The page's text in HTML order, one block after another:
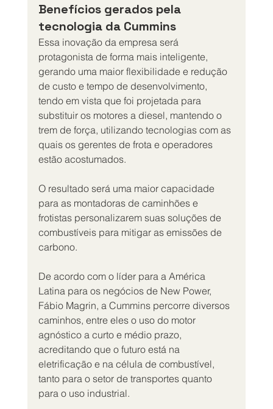
Benefícios gerados pela
tecnologia da Cummins
Essa inovação da empresa será
protagonista de forma mais inteligente,
gerando uma maior flexibilidade e redução
de custo e tempo de desenvolvimento,
tendo em vista que foi projetada para
substituir os motores a diesel, mantendo o
trem de força, utilizando tecnologias com as
quais os gerentes de frota e operadores
estão acostumados.
O resultado será uma maior capacidade
para as montadoras de caminhões e
frotistas personalizarem suas soluções de
combustíveis para mitigar as emissões de
carbono.
De acordo com o líder para a América
Latina para os negócios de New Power,
Fábio Magrin, a Cummins percorre diversos
caminhos, entre eles o uso do motor
agnóstico a curto e médio prazo,
acreditando que o futuro está na
eletrificação e na célula de combustível,
tanto para o setor de transportes quanto
para o uso industrial.